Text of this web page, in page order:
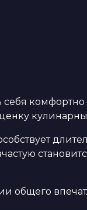
комфортно
общего